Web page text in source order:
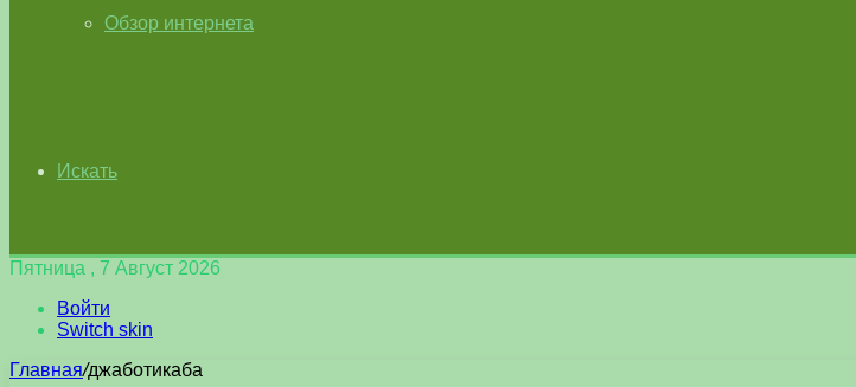
Обзор интернета
Искать
Пятница , 7 Август 2026
Войти
Switch skin
Главная/джаботикаба